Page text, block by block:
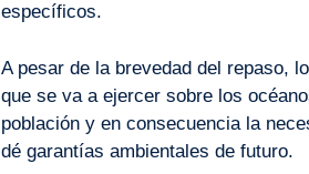
específicos.
A pesar de la brevedad del repaso,
que se va a ejercer sobre los
población y en consecuencia la
dé garantías ambientales de futuro.